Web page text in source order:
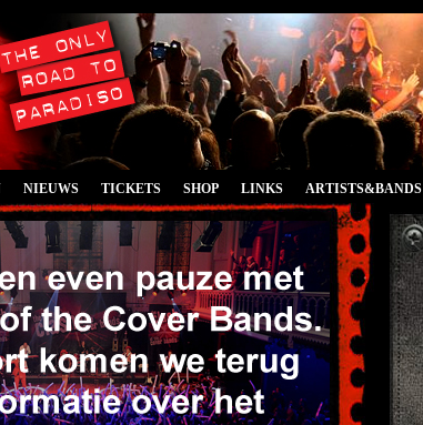
NIEUWS TICKETS SHOP LINKS ARTISTS&BANDS